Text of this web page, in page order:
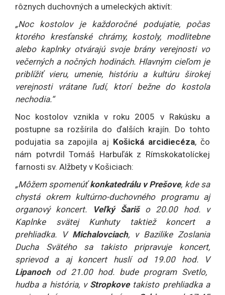
rôznych duchovných a umeleckých aktivít:
„Noc kostolov je každoročné podujatie, počas
ktorého kresťanské chrámy, kostoly, modlitebne
alebo kaplnky otvárajú svoje brány verejnosti vo
večerných a nočných hodinách. Hlavným cieľom je
priblížiť vieru, umenie, históriu a kultúru širokej
verejnosti vrátane ľudí, ktorí bežne do kostola
nechodia.“
Noc kostolov vznikla v roku 2005 v Rakúsku a
postupne sa rozšírila do ďalších krajín. Do tohto
podujatia sa zapojila aj Košická arcidiecéza, čo
nám potvrdil Tomáš Harbuľák z Rímskokatolíckej
farnosti sv. Alžbety v Košiciach:
„Môžem spomenúťkonkatedrálu v Prešove, kde sa
chystá okrem kultúrno-duchovného programu aj
organový koncert.
Veľký Šarišo 20.00 hod. v
Kaplnke svätej Kunhuty taktiež koncert a
prehliadka. V Michalovciach, v Bazilike Zoslania
Ducha Svätého sa takisto pripravuje koncert,
sprievod a aj koncert huslí od 19.00 hod. V
Lipanoch od 21.00 hod. bude program Svetlo,
hudba a história, v Stropkovetakisto prehliadka a